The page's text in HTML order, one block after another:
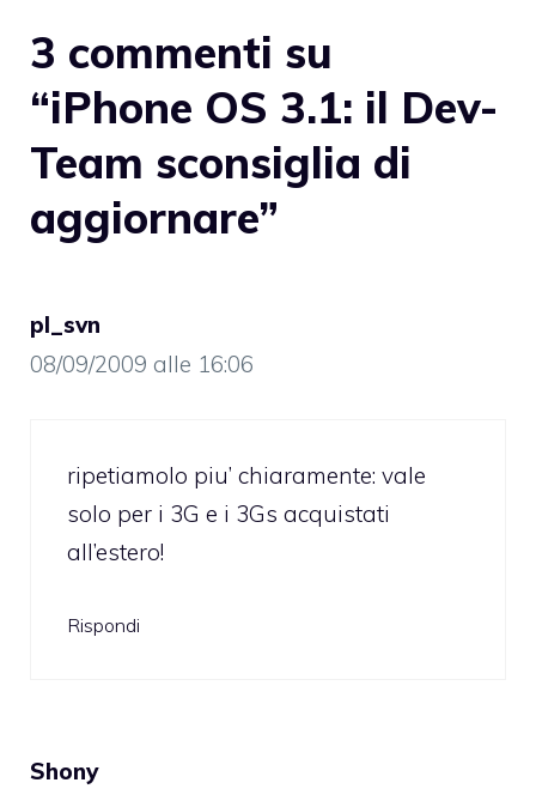
3 commenti su
“iPhone OS 3.1: il Dev-
Team sconsiglia di
aggiornare”
pl_svn
08/09/2009 alle 16:06
ripetiamolo piu’ chiaramente: vale
solo per i 3G e i 3Gs acquistati
all’estero!
Rispondi
Shony